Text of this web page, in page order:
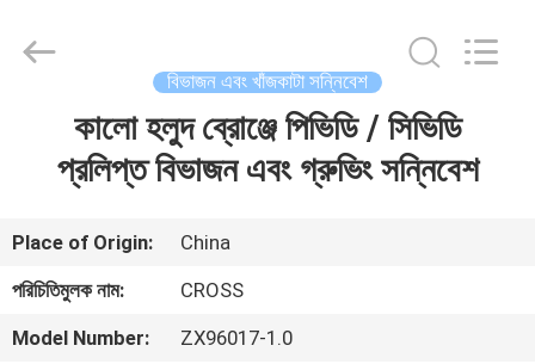
আমাদের
সম্পর্কে
বিভাজন এবং খাঁজকাটা সন্নিবেশ
কালো হলুদ ব্রোঞ্জে পিভিডি / সিভিডি
প্রলিপ্ত বিভাজন এবং গ্রুভিং সন্নিবেশ
Place of Origin:
China
পরিচিতিমুলক নাম:
CROSS
Model Number:
ZX96017-1.0